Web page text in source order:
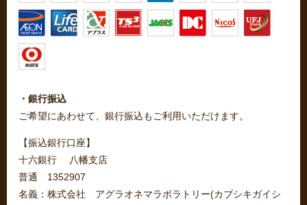
・銀行振込
ご希望にあわせて、銀行振込もご利用いただけます。
【振込銀行口座】
十六銀行 八幡支店
普通 1352907
名義：株式会社 アグラオネマラボラトリー(カブシキガイシ